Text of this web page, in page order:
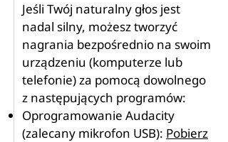
Jeśli Twój naturalny głos jest
nadal silny, możesz tworzyć
nagrania bezpośrednio na swoim
urządzeniu (komputerze lub
telefonie) za pomocą dowolnego
z następujących programów:
Oprogramowanie Audacity
(zalecany mikrofon USB): Pobierz